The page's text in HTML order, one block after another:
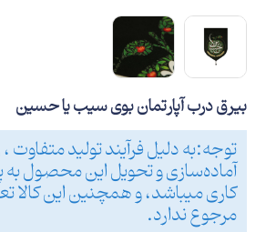
بیرق درب آپارتمان بوی سیب یا حسین
توجه:به دلیل فرآیند تولید متفاوت
کاری میباشد، و همچنین این کالا
مرجوع ندارد.